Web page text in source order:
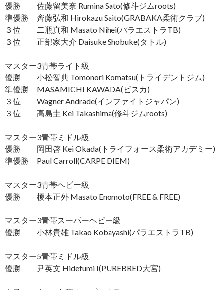
優勝 佐藤留美奈 Rumina Sato(修斗ジムroots)
準優勝 齊藤弘和 Hirokazu Saito(GRABAKA柔術クラブ)
３位 二瓶真和 Masato Nihei(パラエストラTB)
３位 正部家大介 Daisuke Shobuke(タトル)
マスター3青帯ライト級
優勝 小松智典 Tomonori Komatsu(トライデントジム)
準優勝 MASAMICHI KAWADA(ビスカ)
３位 Wagner Andrade(インファイトジャパン)
３位 高島圭 Kei Takashima(修斗ジムroots)
マスター3青帯ミドル級
優勝 岡田啓 Kei Okada(トライフォース柔術アカデミー)
準優勝 Paul Carroll(CARPE DIEM)
マスター3青帯ヘビー級
優勝 榎本正外 Masato Enomoto(FREE & FREE)
マスター3青帯スーパーヘビー級
優勝 小林貴雄 Takao Kobayashi(パラエストラTB)
マスター5青帯ミドル級
優勝 尹英文 Hidefumi I(PUREBRED大宮)